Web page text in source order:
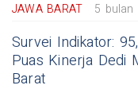
JAWA BARAT 5 bulan
Survei Indikator:
Puas Kinerja Dedi
Barat